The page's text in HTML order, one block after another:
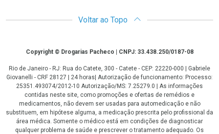
Voltar ao Topo
CopyrightCopyright © Drogarias Pacheco | CNPJ: 33.438.250/0187-08
Rio de Janeiro - RJ: Rua do Catete, 300 - Catete - CEP: 22220-000 | Gabriele
Giovanelli - CRF 28127 | 24 horas| Autorização de funcionamento: Processo:
25351.493074/2012-10 Autorização/MS: 7.25279.0 | As informações
contidas neste site, como promoções e ofertas de remédios e
medicamentos, não devem ser usadas para automedicação e não
substituem, em hipótese alguma, a medicação prescrita pelo profissional da
área médica. Somente o médico está em condições de diagnosticar
qualquer problema de saúde e prescrever o tratamento adequado. Os